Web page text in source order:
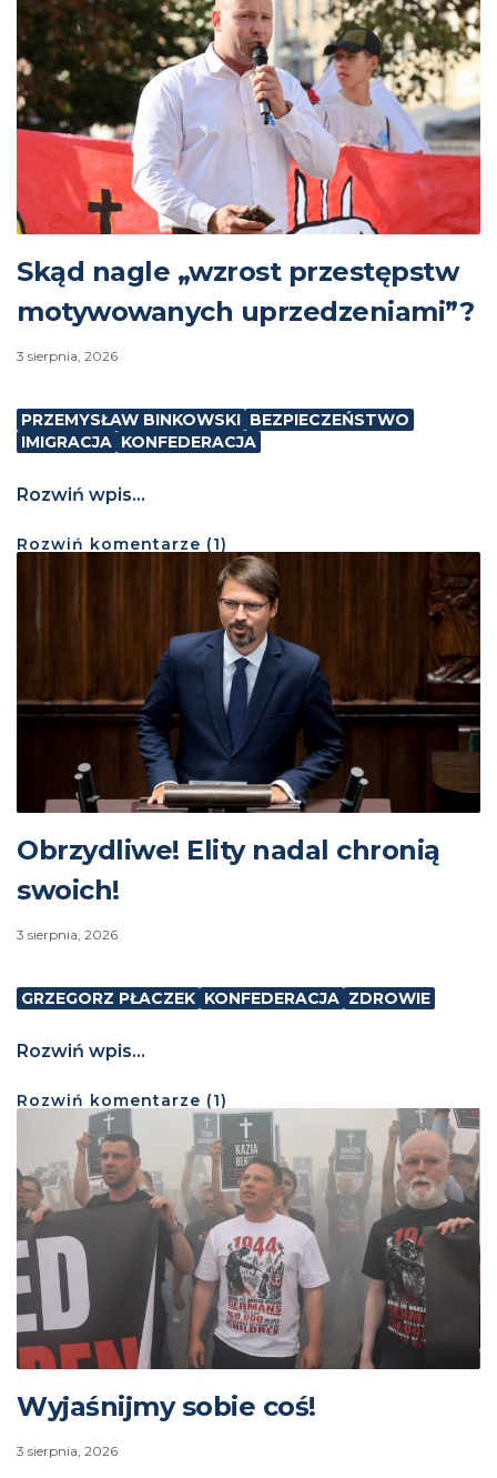
Skąd nagle „wzrost przestępstw
motywowanych uprzedzeniami”?
3 sierpnia, 2026
PRZEMYSŁAW BINKOWSKI BEZPIECZEŃSTWO
IMIGRACJA KONFEDERACJA
Rozwiń wpis...
Rozwiń komentarze (1)
Obrzydliwe! Elity nadal chronią
swoich!
3 sierpnia, 2026
GRZEGORZ PŁACZEK KONFEDERACJA ZDROWIE
Rozwiń wpis...
Rozwiń komentarze (1)
Wyjaśnijmy sobie coś!
3 sierpnia, 2026